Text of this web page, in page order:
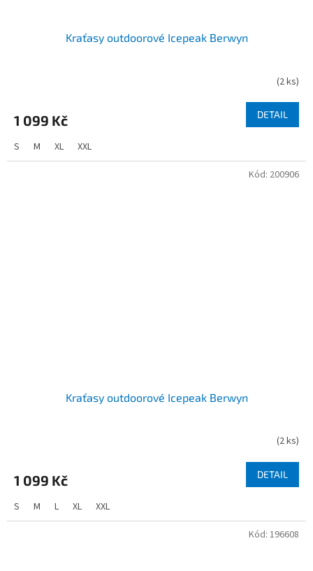
Kraťasy outdoorové Icepeak Berwyn
(2 ks)
1 099 Kč DETAIL
S M XL XXL
Kraťasy outdoorové Icepeak Berwyn
(2 ks)
1 099 Kč DETAIL
S M L XL XXL
Kód: 200906
Kód: 196608